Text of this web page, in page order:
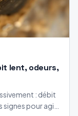
lent, odeurs,
: débit
pour agir